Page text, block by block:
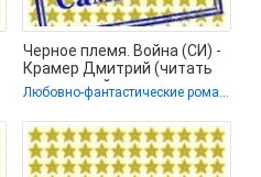
Черное племя. Война (СИ) -
Крамер Дмитрий (читать
книги онлайн регистрацииЛюбовно-фантастические романы / Мистика / Эротика